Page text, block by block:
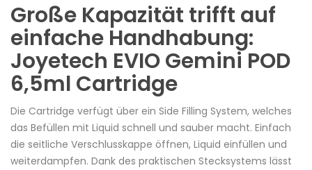
Große Kapazität trifft auf
einfache Handhabung:
Joyetech EVIO Gemini POD
6,5ml Cartridge
Die Cartridge verfügt über ein Side Filling System, welches
das Befüllen mit Liquid schnell und sauber macht. Einfach
die seitliche Verschlusskappe öffnen, Liquid einfüllen und
weiterdampfen. Dank des praktischen Stecksystems lässt